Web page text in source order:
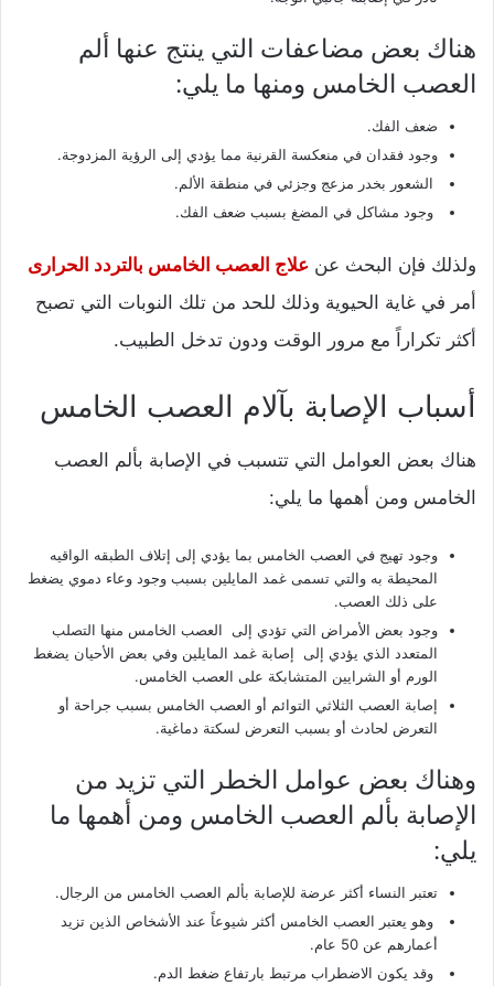
هناك بعض مضاعفات التي ينتج عنها ألم
العصب الخامس ومنها ما يلي:
ضعف الفك.
وجود فقدان في منعكسة القرنية مما يؤدي إلى الرؤية المزدوجة.
الشعور بخدر مزعج وجزئي في منطقة الألم.
وجود مشاكل في المضغ بسبب ضعف الفك.
ولذلك فإن البحث عن علاج العصب الخامس بالتردد الحرارى
أمر في غاية الحيوية وذلك للحد من تلك النوبات التي تصبح
أكثر تكراراً مع مرور الوقت ودون تدخل الطبيب.
أسباب الإصابة بآلام العصب الخامس
هناك بعض العوامل التي تتسبب في الإصابة بألم العصب
الخامس ومن أهمها ما يلي:
وجود تهيج في العصب الخامس بما يؤدي إلى إتلاف الطبقه الواقيه
المحيطة به والتي تسمى غمد المايلين بسبب وجود وعاء دموي يضغط
على ذلك العصب.
وجود بعض الأمراض التي تؤدي إلى العصب الخامس منها التصلب
المتعدد الذي يؤدي إلى إصابة غمد المايلين وفي بعض الأحيان يضغط
الورم أو الشرايين المتشابكة على العصب الخامس.
إصابة العصب الثلاثي التوائم أو العصب الخامس بسبب جراحة أو
التعرض لحادث أو بسبب التعرض لسكتة دماغية.
وهناك بعض عوامل الخطر التي تزيد من
الإصابة بألم العصب الخامس ومن أهمها ما
يلي:
تعتبر النساء أكثر عرضة للإصابة بألم العصب الخامس من الرجال.
وهو يعتبر العصب الخامس أكثر شيوعاً عند الأشخاص الذين تزيد
أعمارهم عن 50 عام.
وقد يكون الاضطراب مرتبط بارتفاع ضغط الدم.